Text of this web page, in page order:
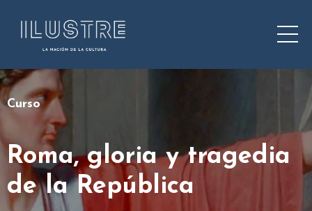
Curso
Roma, gloria y tragedia
de la República